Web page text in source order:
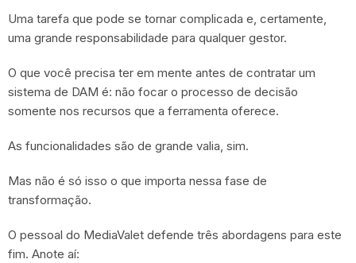
Uma tarefa que pode se tornar complicada e, certamente,
uma grande responsabilidade para qualquer gestor.
O que você precisa ter em mente antes de contratar um
sistema de DAM é: não focar o processo de decisão
somente nos recursos que a ferramenta oferece.
As funcionalidades são de grande valia, sim.
Mas não é só isso o que importa nessa fase de
transformação.
O pessoal do MediaValet defende três abordagens para este
fim. Anote aí: